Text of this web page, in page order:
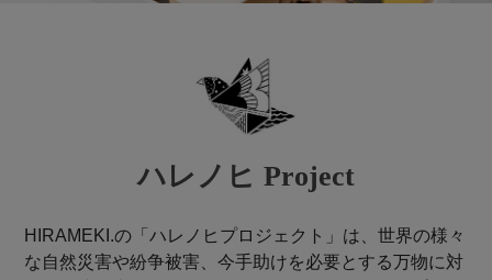
ハレノヒ Project
HIRAMEKI.の「ハレノヒプロジェクト」は、世界の様々
な自然災害や紛争被害、今手助けを必要とする万物に対